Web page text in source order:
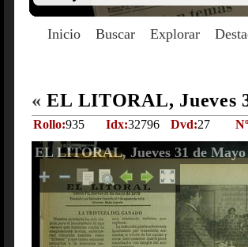
Inicio Buscar Explorar
« EL LITORAL, Jueves
Rollo:935 Idx:32796 Dvd:27
EL LITORAL, Jueves 31 de Mayo